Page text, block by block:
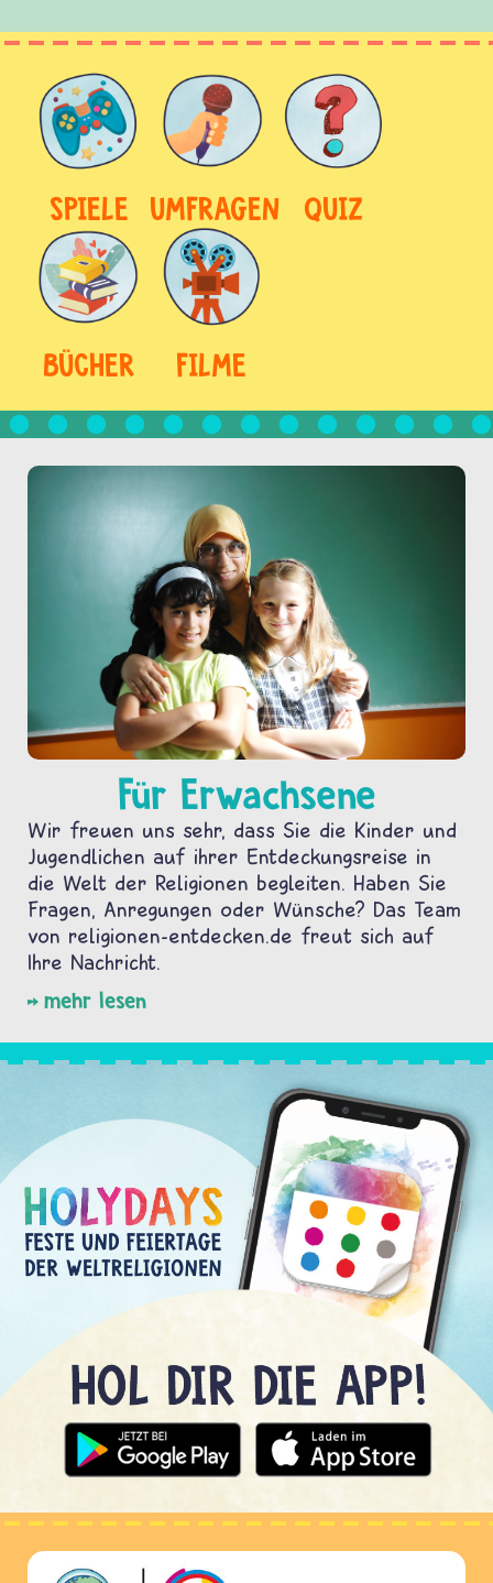
SPIELE UMFRAGEN QUIZ
BÜCHER FILME
Für Erwachsene
Wir freuen uns sehr, dass Sie die Kinder und
Jugendlichen auf ihrer Entdeckungsreise in
die Welt der Religionen begleiten. Haben Sie
Fragen, Anregungen oder Wünsche? Das Team
von religionen-entdecken.de freut sich auf
Ihre Nachricht.
mehr lesen